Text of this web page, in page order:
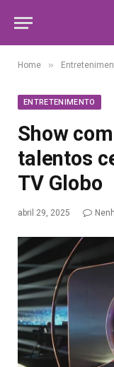
Home »
ENTRETENIMENTO
Show
talentos
TV Globo
abril 29, 2025